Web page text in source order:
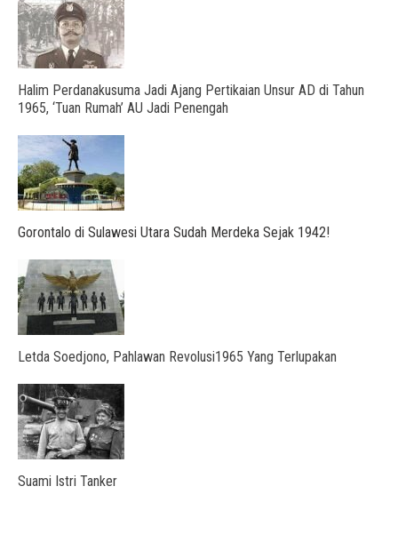
Halim Perdanakusuma Jadi Ajang Pertikaian Unsur AD di Tahun
1965, ‘Tuan Rumah’ AU Jadi Penengah
Gorontalo di Sulawesi Utara Sudah Merdeka Sejak 1942!
Letda Soedjono, Pahlawan Revolusi1965 Yang Terlupakan
Suami Istri Tanker